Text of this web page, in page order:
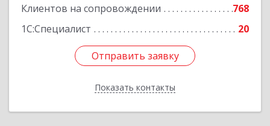
Клиентов на сопровождении
768
1С:Специалист
20
Отправить заявку
Показать контакты
Отправить заявку
Назад